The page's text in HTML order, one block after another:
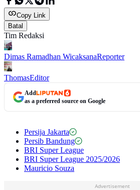
Copy Link
Batal
Tim Redaksi
Dimas Ramadhan WicaksanaReporter
ThomasEditor
Add
as a preferred source on Google
Persija Jakarta
Persib Bandung
BRI Super League
BRI Super League 2025/2026
Mauricio Souza
Advertisement